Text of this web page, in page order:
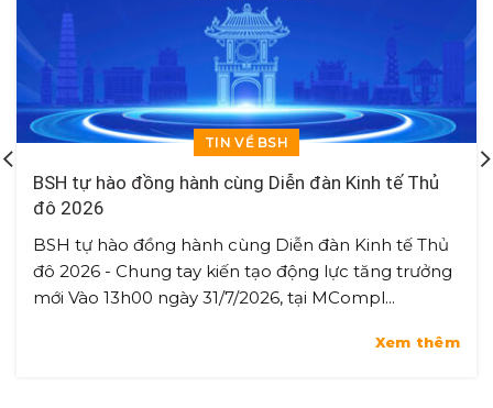
TIN VỀ BSH
BSH tự hào đồng hành cùng Diễn đàn Kinh tế Thủ
đô 2026
BSH tự hào đồng hành cùng Diễn đàn Kinh tế Thủ
đô 2026 - Chung tay kiến tạo động lực tăng trưởng
mới Vào 13h00 ngày 31/7/2026, tại MCompl...
Xem thêm